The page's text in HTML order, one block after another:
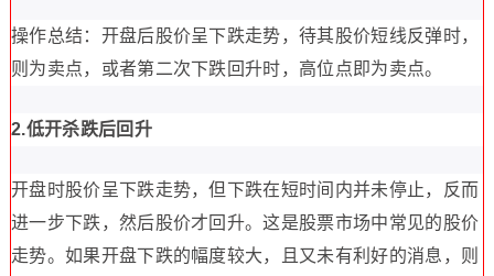
操作总结：开盘后股价呈下跌走势，待其股价短线反弹时，
则为卖点，或者第二次下跌回升时，高位点即为卖点。
2.低开杀跌后回升
开盘时股价呈下跌走势，但下跌在短时间内并未停止，反而
进一步下跌，然后股价才回升。这是股票市场中常见的股价
走势。如果开盘下跌的幅度较大，且又未有利好的消息，则